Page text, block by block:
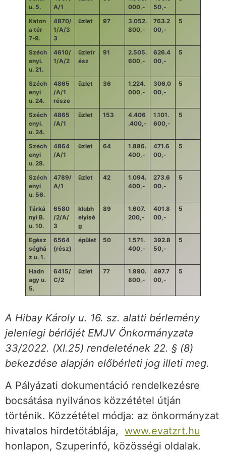
u. 5.
A/1
000,-
50,-
Katon
a tér
7-9.
4870/
1/A/3
3
üzlet 97
3.052.
800,-
763.2
00,-
5
Széch
enyi.
u. 21.
4610/
1/A/2
üzletr
ész
91
2.505.
600,-
626.4
00,-
5
Széch
enyi
u. 24.
4865
/A/1
része
üzlet 36
1.224.
000,-
306.0
00,-
5
Széch
enyi.
u. 24.
4865
/A/1
üzlet 153
4.406
.400,-
1.101.
600,-
5
Széch
enyi
u. 28.
4864
/A/1
üzlet 64
1.886.
400,-
471.6
00,-
5
Széch
enyi
u. 56.
4789/
A/1
üzlet 42
1.094.
400,-
273.6
00,-
5
Tárká
nyi B.
u. 10.
6580
/2/A/
3
klubh
elyisé
g
89
1.607.
200,-
401.8
00,-
5
Egész
séghá
z u. 1.
6564
(rész)
épület 50
1.571.
400,-
392.8
50,-
5
Hadn
agy u.
5.
6415/
C/2
üzlet 77
1.990.
800,-
497.7
00,-
5
A Hibay Károly u. 16. sz. alatti bérlemény
jelenlegi bérlőjét EMJV Önkormányzata
33/2022. (XI.25) rendeletének 22. § (8)
bekezdése alapján előbérleti jog illeti meg.
A Pályázati dokumentáció rendelkezésre
bocsátása nyilvános közzététel útján
történik. Közzététel módja: az önkormányzat
hivatalos hirdetőtáblája, www.evatzrt.hu
honlapon, Szuperinfó, közösségi oldalak.